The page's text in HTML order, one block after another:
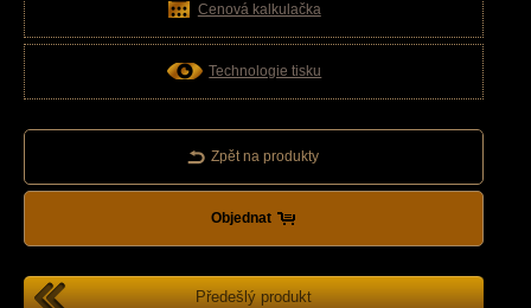
Cenová kalkulačka
Technologie tisku
Zpět na produkty
Objednat
Předešlý produkt